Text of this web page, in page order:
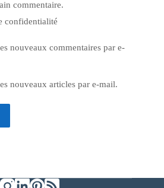
commentaire.
confidentialité
nouveaux commentaires par e-
nouveaux articles par e-mail.